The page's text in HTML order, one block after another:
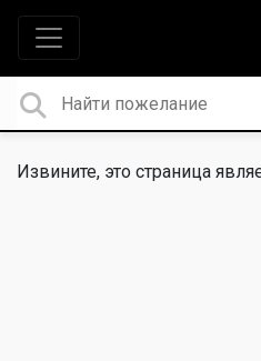
Извините, это страница